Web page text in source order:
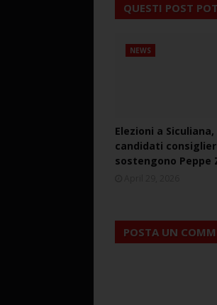
QUESTI POST
NEWS
Elezioni a
candidati
sostengono Peppe
POSTA UN